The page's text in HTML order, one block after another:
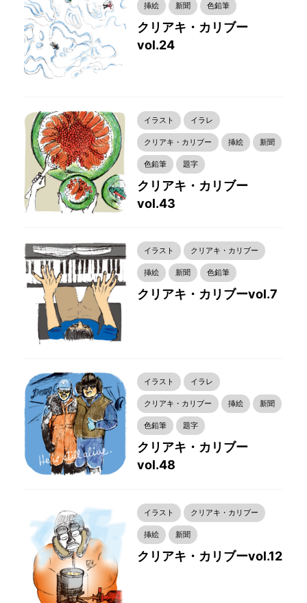
挿絵 新聞 色鉛筆
クリアキ・カリブー
vol.24
イラスト イラレ
クリアキ・カリブー 挿絵 新聞
色鉛筆 題字
クリアキ・カリブー
vol.43
イラスト クリアキ・カリブー
挿絵 新聞 色鉛筆
クリアキ・カリブーvol.7
イラスト イラレ
クリアキ・カリブー 挿絵 新聞
色鉛筆 題字
クリアキ・カリブー
vol.48
イラスト クリアキ・カリブー
挿絵 新聞
クリアキ・カリブーvol.12